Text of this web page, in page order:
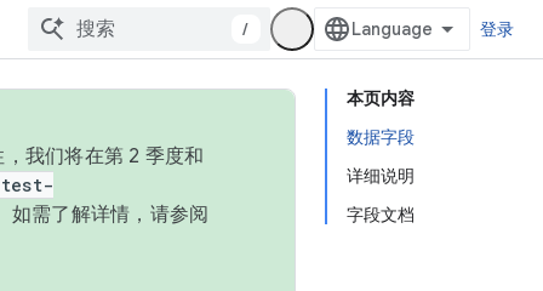
/ 登录
本页内容
数据字段
详细说明
字段文档
我们将在第 2 季度和
如需了解详情，请参阅